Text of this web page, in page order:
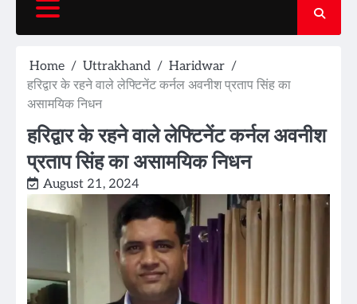
Home Uttrakhand
Haridwar
हरिद्वार के रहने वाले लेफ्टिनेंट कर्नल अवनीश प्रताप सिंह का
असामयिक निधन
हरिद्वार के रहने वाले लेफ्टिनेंट कर्नल अवनीश
प्रताप सिंह का असामयिक निधन
August 21, 2024